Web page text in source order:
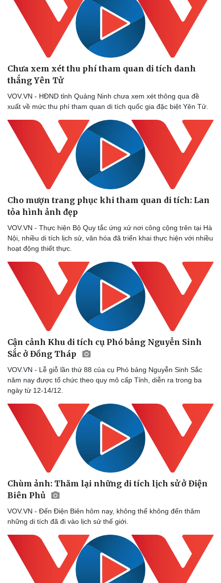
Sức khỏe
Dinh dưỡng - món ngon
Sản phụ khoa
Nhi khoa
Làm đẹp - giảm cân
Phòng mạch online
Ăn sạch sống khỏe
Đời sống
Nhà đẹp
Tình yêu - Gia đình
Chưa xem xét thu phí tham quan di tích danh
thắng Yên Tử
VOV.VN - HĐND tỉnh Quảng Ninh chưa xem xét thông qua đề
xuất về mức thu phí tham quan di tích quốc gia đặc biệt Yên Tử.
Cho mượn trang phục khi tham quan di tích: Lan
tỏa hình ảnh đẹp
VOV.VN - Thực hiện Bộ Quy tắc ứng xử nơi công cộng trên tại Hà
Nội, nhiều di tích lịch sử, văn hóa đã triển khai thực hiện với nhiều
hoạt động thiết thực.
Cận cảnh Khu di tích cụ Phó bảng Nguyễn Sinh
Sắc ở Đồng Tháp
VOV.VN - Lễ giỗ lần thứ 88 của cụ Phó bảng Nguyễn Sinh Sắc
năm nay được tổ chức theo quy mô cấp Tỉnh, diễn ra trong ba
ngày từ 12-14/12.
Chùm ảnh: Thăm lại những di tích lịch sử ở Điện
Biên Phủ
VOV.VN - Đến Điện Biên hôm nay, không thể không đến thăm
những di tích đã đi vào lịch sử thế giới.